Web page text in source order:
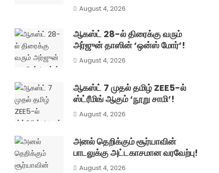
August 4, 2026
ஆகஸ்ட் 28-ல் திரைக்கு வரும்
அர்ஜுன் தாஸின் ‘ஒன்ஸ் மோர்’!
August 4, 2026
ஆகஸ்ட் 7 முதல் தமிழ் ZEE5-ல்
ஸ்ட்ரீமிங் ஆகும் ‘நூறு சாமி’!
August 4, 2026
அனல் தெறிக்கும் சூர்யாவின்
பாடலுக்கு அட்டகாசமான வரவேற்பு!
August 4, 2026